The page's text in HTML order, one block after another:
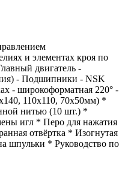
и элементах кроя по
двигатель -
- Подшипники - NSK
- широкоформатная 220° -
110х110, 70х50мм) *
нитью (10 шт.) *
игл * Перо для нажатия
отвёртка * Изогнутая
шпульки * Руководство по